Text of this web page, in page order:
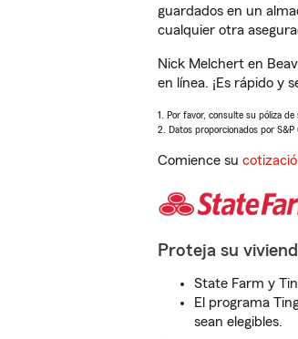
guardados en un
cualquier otra
Nick Melchert en
en línea. ¡Es rápido y
1. Por favor, consulte su póliza
2. Datos proporcionados por
Comience su
Proteja su
State Farm y
El programa
sean elegibles.